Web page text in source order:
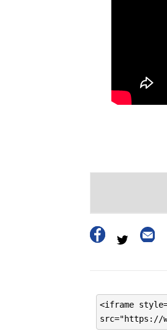
<iframe
src="https://